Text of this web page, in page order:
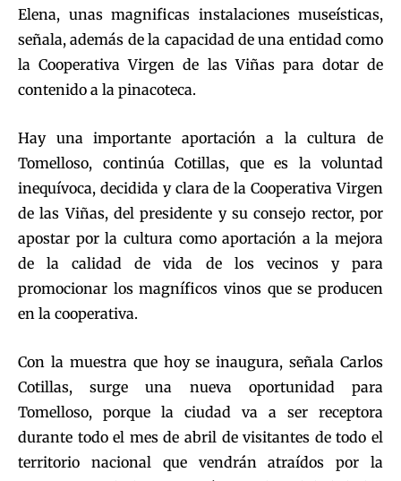
Elena, unas magnificas instalaciones museísticas,
señala, además de la capacidad de una entidad como
la Cooperativa Virgen de las Viñas para dotar de
contenido a la pinacoteca.
Hay una importante aportación a la cultura de
Tomelloso, continúa Cotillas, que es la voluntad
inequívoca, decidida y clara de la Cooperativa Virgen
de las Viñas, del presidente y su consejo rector, por
apostar por la cultura como aportación a la mejora
de la calidad de vida de los vecinos y para
promocionar los magníficos vinos que se producen
en la cooperativa.
Con la muestra que hoy se inaugura, señala Carlos
Cotillas, surge una nueva oportunidad para
Tomelloso, porque la ciudad va a ser receptora
durante todo el mes de abril de visitantes de todo el
territorio nacional que vendrán atraídos por la